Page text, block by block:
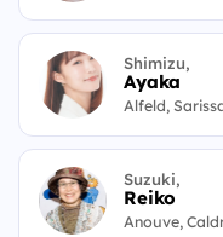
Shimizu,
Ayaka
Alfeld,
Suzuki,
Reiko
Anouve,